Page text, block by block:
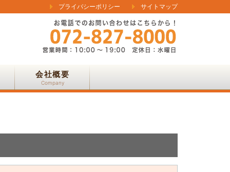
プライバシーポリシー サイトマップ
会社概要
Company